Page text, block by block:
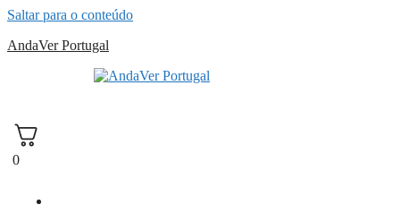
Saltar para o conteúdo
AndaVer Portugal
0